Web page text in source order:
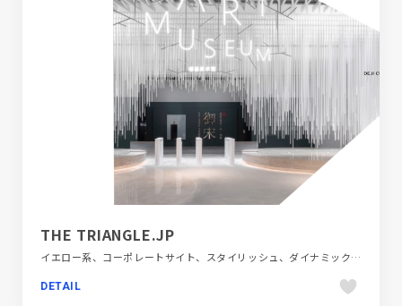
THE TRIANGLE.JP
イエロー系、コーポレートサイト、スタイリッシュ、ダイナミック、デザイン・アート・音楽・文芸、ベージュ・ゴールド系、ホワイト系、モーション多め、大きめ写真
DETAIL